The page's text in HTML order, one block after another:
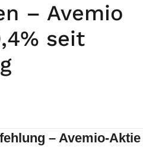
– Avemio
seit
– Avemio-